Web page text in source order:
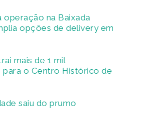
operação na Baixada
opções de delivery em
mais de 1 mil
para o Centro Histórico de
saiu do prumo